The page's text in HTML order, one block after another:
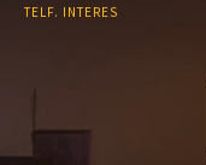
TELF. INTERES